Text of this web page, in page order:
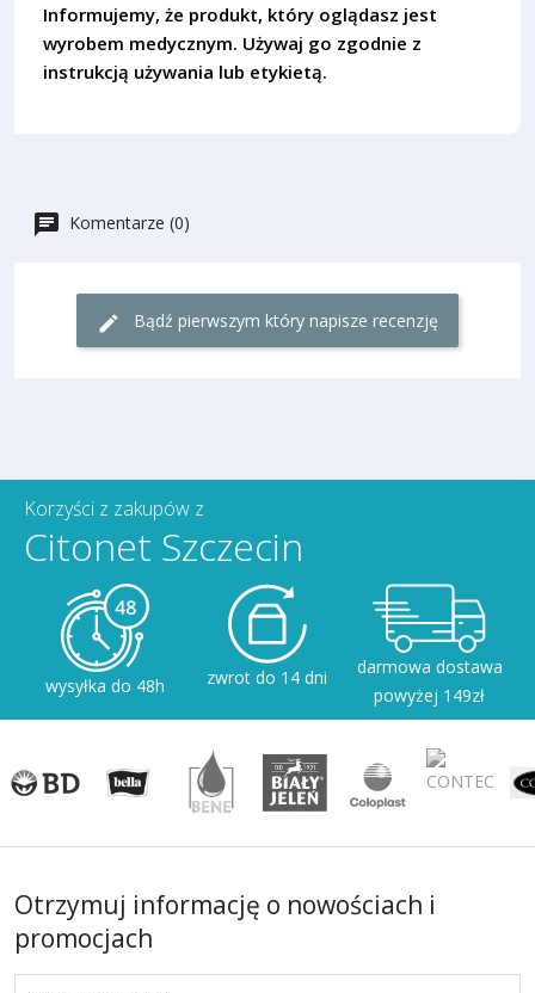
Informujemy, że produkt, który oglądasz jest
wyrobem medycznym. Używaj go zgodnie z
instrukcją używania lub etykietą.
Komentarze (0)
Bądź pierwszym który napisze recenzję
Korzyści z zakupów z
Citonet Szczecin
wysyłka do 48h zwrot do 14 dni
darmowa dostawa
powyżej 149zł
Otrzymuj informację o nowościach i
promocjach